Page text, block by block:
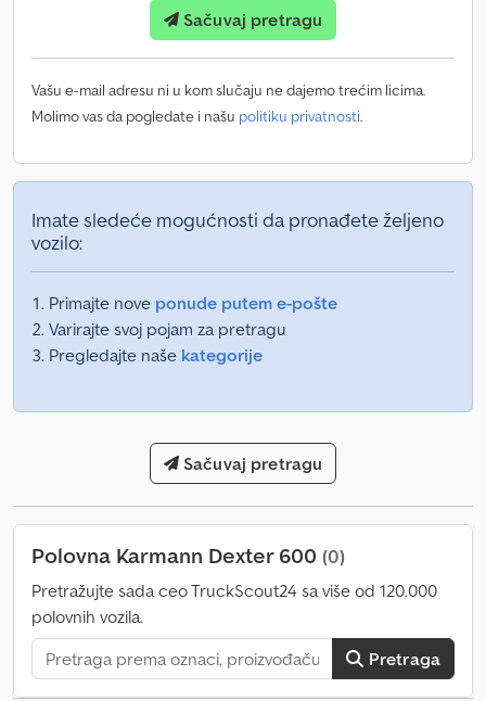
Sačuvaj pretragu
Vašu e-mail adresu ni u kom slučaju ne dajemo trećim licima.
Molimo vas da pogledate i našu politiku privatnosti.
Imate sledeće mogućnosti da pronađete željeno
vozilo:
Primajte nove ponude putem e-pošte
Varirajte svoj pojam za pretragu
Pregledajte naše kategorije
Sačuvaj pretragu
Polovna Karmann Dexter 600 (0)
Pretražujte sada ceo TruckScout24 sa više od 120.000
polovnih vozila.
Pretraga